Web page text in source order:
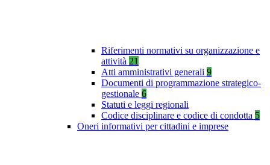
Riferimenti normativi su organizzazione e
attività 21
Atti amministrativi generali 9
Documenti di programmazione strategico-
gestionale 6
Statuti e leggi regionali
Codice disciplinare e codice di condotta 5
Oneri informativi per cittadini e imprese